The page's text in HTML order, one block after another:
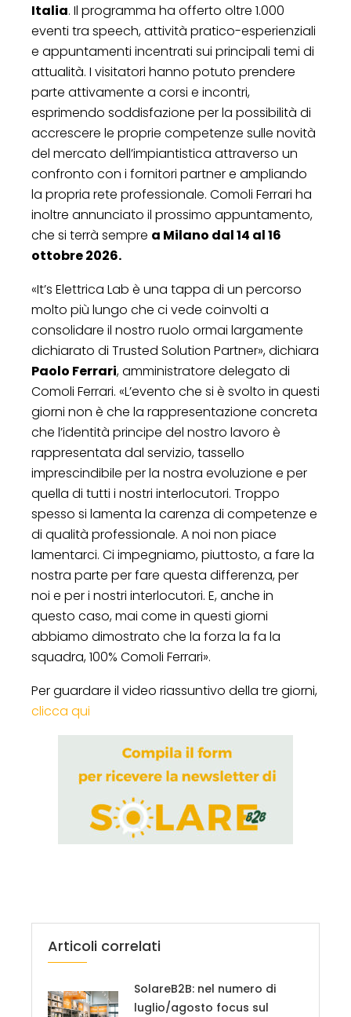
Italia. Il programma ha offerto oltre 1.000
eventi tra speech, attività pratico-esperienziali
e appuntamenti incentrati sui principali temi di
attualità. I visitatori hanno potuto prendere
parte attivamente a corsi e incontri,
esprimendo soddisfazione per la possibilità di
accrescere le proprie competenze sulle novità
del mercato dell’impiantistica attraverso un
confronto con i fornitori partner e ampliando
la propria rete professionale. Comoli Ferrari ha
inoltre annunciato il prossimo appuntamento,
che si terrà sempre a Milano dal 14 al 16
ottobre 2026.
«It’s Elettrica Lab è una tappa di un percorso
molto più lungo che ci vede coinvolti a
consolidare il nostro ruolo ormai largamente
dichiarato di Trusted Solution Partner», dichiara
Paolo Ferrari, amministratore delegato di
Comoli Ferrari. «L’evento che si è svolto in questi
giorni non è che la rappresentazione concreta
che l’identità principe del nostro lavoro è
rappresentata dal servizio, tassello
imprescindibile per la nostra evoluzione e per
quella di tutti i nostri interlocutori. Troppo
spesso si lamenta la carenza di competenze e
di qualità professionale. A noi non piace
lamentarci. Ci impegniamo, piuttosto, a fare la
nostra parte per fare questa differenza, per
noi e per i nostri interlocutori. E, anche in
questo caso, mai come in questi giorni
abbiamo dimostrato che la forza la fa la
squadra, 100% Comoli Ferrari».
Per guardare il video riassuntivo della tre giorni,
clicca qui
Articoli correlati
SolareB2B: nel numero di
luglio/agosto focus sul